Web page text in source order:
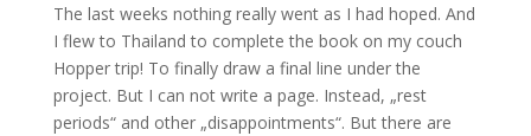
The last weeks nothing really went as I had hoped. And
I flew to Thailand to complete the book on my couch
Hopper trip! To finally draw a final line under the
project. But I can not write a page. Instead, „rest
periods“ and other „disappointments“. But there are